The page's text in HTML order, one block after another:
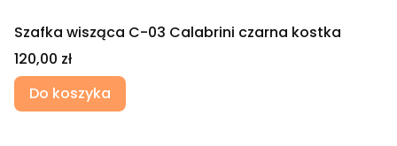
Szafka wisząca C-03 Calabrini czarna kostka
Cena
120,00 zł
Do koszyka